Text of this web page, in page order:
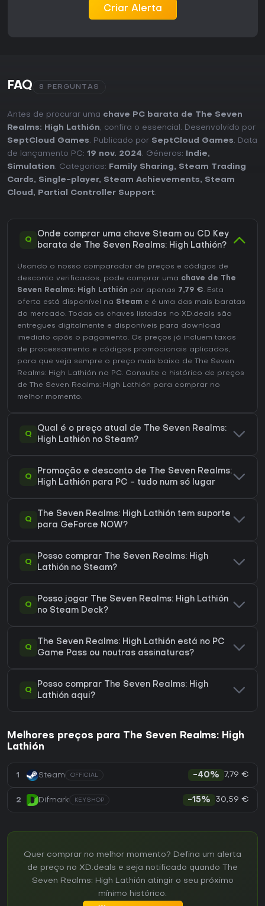
Criar Alerta
FAQ 8 PERGUNTAS
Antes de procurar uma chave PC barata de The Seven
Realms: High Lathión, confira o essencial. Desenvolvido por
SeptCloud Games. Publicado por SeptCloud Games. Data
de lançamento PC: 19 nov. 2024. Géneros: Indie,
Simulation. Categorias: Family Sharing, Steam Trading
Cards, Single-player, Steam Achievements, Steam
Cloud , Partial Controller Support.
Q
Onde comprar uma chave Steam ou CD Key
barata de The Seven Realms: High Lathión?
Usando o nosso comparador de preços e códigos de
desconto verificados, pode comprar uma chave de The
Seven Realms: High Lathión por apenas 7,79 €. Esta
oferta está disponível na Steam e é uma das mais baratas
do mercado. Todas as chaves listadas no XD.deals são
entregues digitalmente e disponíveis para download
imediato após o pagamento. Os preços já incluem taxas
de processamento e códigos promocionais aplicados,
para que veja sempre o preço mais baixo de The Seven
Realms: High Lathión no PC. Consulte o histórico de preços
de The Seven Realms: High Lathión para comprar no
melhor momento.
Q
Qual é o preço atual de The Seven Realms:
High Lathión no Steam?
Q
Promoção e desconto de The Seven Realms:
High Lathión para PC - tudo num só lugar
Q
The Seven Realms: High Lathión tem suporte
para GeForce NOW?
Q
Posso comprar The Seven Realms: High
Lathión no Steam?
Q
Posso jogar The Seven Realms: High Lathión
no Steam Deck?
Q
The Seven Realms: High Lathión está no PC
Game Pass ou noutras assinaturas?
Q
Posso comprar The Seven Realms: High
Lathión aqui?
Melhores preços para The Seven Realms: High
Lathión
1 Steam OFFICIAL -40% 7,79 €
2 Difmark KEYSHOP -15% 30,59 €
Quer comprar no melhor momento? Defina um alerta
de preço no XD.deals e seja notificado quando The
Seven Realms: High Lathión atingir o seu próximo
mínimo histórico.